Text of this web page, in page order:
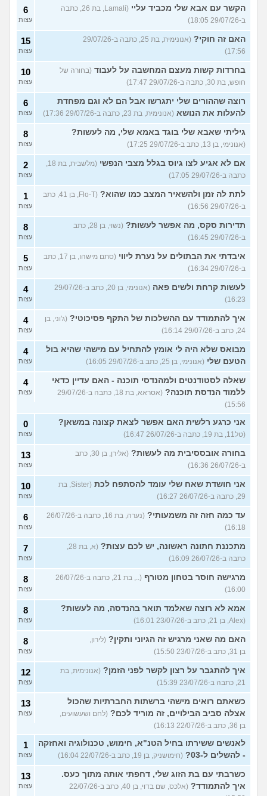
הקשר עם אבא שלי מכביד עליי
(Lamali, בת 26, כתבה
ב-29/07/26 18:05)
6
עצות
האם זה חוקי?
(אנונימית, בת 25, כתבה ב-29/07/26
17:56)
15
עצות
בחרדות קשות מעצם המחשבה על לעבוד (בחורה של
חופש, בת 30, כתבה ב-29/07/26 17:47)
10
עצות
רוצה שההורים שלי יתגרשו אבל הם לא וגם מפחדת
להעלות את הנושא (אנונימית, בת 23, כתבה ב-29/07/26 17:36)
6
עצות
גיליתי שאבא שלי בוגד באמא שלי, מה לעשות?
(אנונימי, בן 13, כתב ב-29/07/26 17:25)
8
עצות
אם לא אגיע לצו גיוס בגלל מצבי הנפשי
(מלשבית, בת 18,
כתבה ב-29/07/26 17:05)
2
עצות
לתת לה זמן ולהשאיר המצב כמו שהוא?
(Flo-T, בן 41, כתב
ב-29/07/26 16:56)
1
עצות
תדירות סקס, מה אפשר לעשות?
(נשוי, בן 28, כתב
ב-29/07/26 16:45)
8
עצות
איבדתי את הבתולים על נערת ליווי
(סתם מישהו, בן 17, כתב
ב-29/07/26 16:34)
5
עצות
לעשות קרחת ולשים פאה
(אנונימי, בן 20, כתב ב-29/07/26
16:23)
4
עצות
איך להתמודד עם ההשלכות של התקף פסיכוטי? (ג'וני, בן
24, כתב ב-29/07/26 16:14)
4
עצות
מבואס שלא היה לי אומץ להתחיל עם מישהי שהיא בול
הטעם שלי (אנונימי, בן 25, כתב ב-29/07/26 16:05)
4
עצות
שאלה לסטודנטים ולמהנדסי תוכנה - האם עדיין כדאי
ללמוד הנדסת תוכנה?
(אסראא, בת 18, כתבה ב-29/07/26
15:56)
4
עצות
אני כרגע רלשית האם אפשר לצאת קצונה במשאן?
(טל11, בת 19, כתבה ב-26/07/26 16:47)
0
עצות
בחורה אובססיבית מה לעשות?
(אלירן, בן 30, כתב
ב-26/07/26 16:36)
13
עצות
אני חושדת שאח שלי עומד להסתפח לכת
(Sister, בת
29, כתבה ב-26/07/26 16:27)
10
עצות
עד כמה חזה זה משמעותי?
(נערה, בת 16, כתבה ב-26/07/26
16:18)
6
עצות
מתכננת חתונה ראשונה, יש לכם עצות?
(א, בת 28,
כתבה ב-26/07/26 16:09)
7
עצות
מרגישה חוסר בטחון מטורף
(.., בת 21, כתבה ב-26/07/26
16:00)
8
עצות
אמא לא רוצה שאלמד תואר בהנדסה, מה לעשות?
(Alex, בן 21, כתב ב-23/07/26 16:01)
8
עצות
האם מה שאני מרגיש זה הגיוני ותקין? (לירון,
בן 31, כתב ב-23/07/26 15:50)
8
עצות
איך להתגבר על רצון לקשר לפני הזמן? (אנונימית, בת
21, כתבה ב-23/07/26 15:39)
12
עצות
כשאתם רואים מישהי ברשתות החברתיות שהכול
אצלה סביב הבילויים, זה מוריד לכם? (לחם ושעשועים,
בן 36, כתב ב-22/07/26 16:13)
13
עצות
לאנשים ששירתו בחיל הטנ"א, חימוש, טכנולוגיה ואחזקה
- להשלים ל-03?
(חימושניק, בן 19, כתב ב-22/07/26 16:04)
1
עצות
כשרבתי עם בת הזוג שלי, דחפתי אותה מתוך כעס.
איך להתמודד?
(אלכס, שם בדוי, בן 40, כתב ב-22/07/26
13
עצות